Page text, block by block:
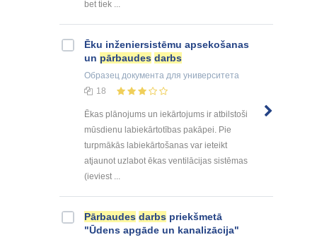
bet tiek ...
Ēku inženiersistēmu apsekošanas
un pārbaudes darbs
Образец документа для университета
18
Ēkas plānojums un iekārtojums ir atbilstoši
mūsdienu labiekārtotības pakāpei. Pie
turpmākās labiekārtošanas var ieteikt
atjaunot uzlabot ēkas ventilācijas sistēmas
(ieviest ...
Pārbaudes darbs priekšmetā
"Ūdens apgāde un kanalizācija"